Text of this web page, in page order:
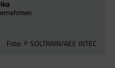
Foto: © SOLTRAIN/AEE INTEC